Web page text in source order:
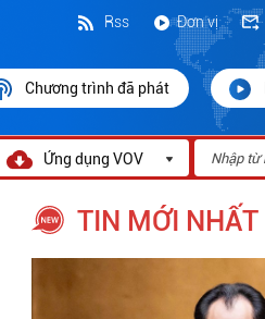
Đơn vị
Rss
Chương trình đã phát
Ứng dụng VOV
TIN MỚI NHẤT